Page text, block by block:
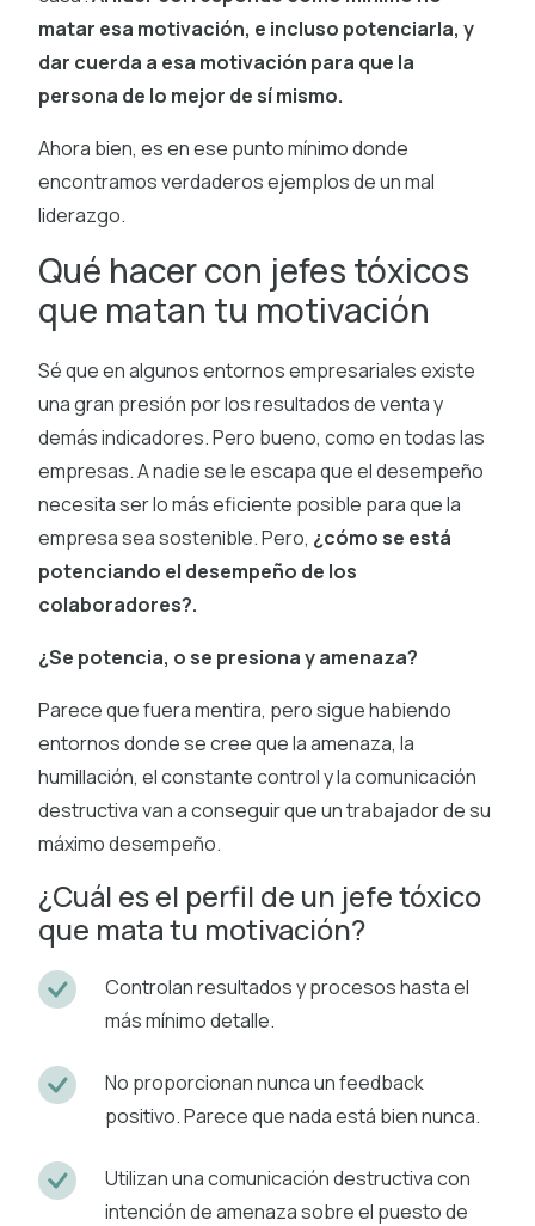
matar esa motivación, e incluso potenciarla, y
dar cuerda a esa motivación para que la
persona de lo mejor de sí mismo.
Ahora bien, es en ese punto mínimo donde
encontramos verdaderos ejemplos de un mal
liderazgo.
Qué hacer con jefes tóxicos
que matan tu motivación
Sé que en algunos entornos empresariales existe
una gran presión por los resultados de venta y
demás indicadores. Pero bueno, como en todas las
empresas. A nadie se le escapa que el desempeño
necesita ser lo más eficiente posible para que la
empresa sea sostenible. Pero, ¿cómo se está
potenciando el desempeño de los
colaboradores?.
¿Se potencia, o se presiona y amenaza?
Parece que fuera mentira, pero sigue habiendo
entornos donde se cree que la amenaza, la
humillación, el constante control y la comunicación
destructiva van a conseguir que un trabajador de su
máximo desempeño.
¿Cuál es el perfil de un jefe tóxico
que mata tu motivación?
Controlan resultados y procesos hasta el
más mínimo detalle.
No proporcionan nunca un feedback
positivo. Parece que nada está bien nunca.
Utilizan una comunicación destructiva con
intención de amenaza sobre el puesto de